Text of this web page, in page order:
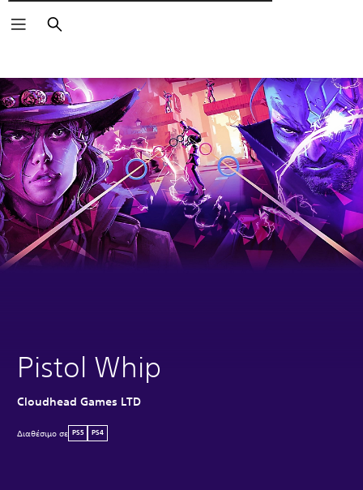
Αναζήτηση
Pistol Whip
Cloudhead Games LTD
Διαθέσιμο σε PS5 PS4